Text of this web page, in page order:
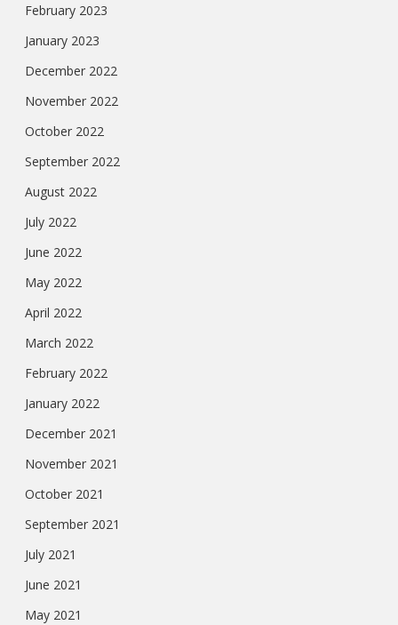
February 2023
January 2023
December 2022
November 2022
October 2022
September 2022
August 2022
July 2022
June 2022
May 2022
April 2022
March 2022
February 2022
January 2022
December 2021
November 2021
October 2021
September 2021
July 2021
June 2021
May 2021